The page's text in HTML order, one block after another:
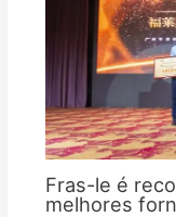
Fras-le é
melhores